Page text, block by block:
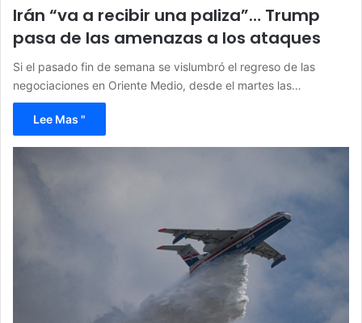
Irán “va a recibir una paliza”… Trump
pasa de las amenazas a los ataques
Si el pasado fin de semana se vislumbró el regreso de las
negociaciones en Oriente Medio, desde el martes las…
Lee Mas "